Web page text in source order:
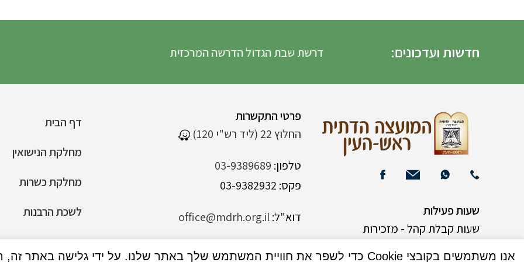
חדשות ועדכונים: דרשת שבת הגדול הדרשה המרכזית
דף הבית
מחלקת הנישואין
מחלקת כשרות
לשכת הרבנות
הצהרת נגישות
פרטי התקשרות
החלוץ 22 (ליד רש"י 120)
טלפון: 03-9389689
פקס: 03-9382932
דוא"ל:office@mdrh.org.il
שעות פעילות
שעות קבלת קהל - מזכירות
אנו משתמשים בקובצי Cookie כדי לשפר את חוויית המשתמש שלך באתר שלנו. על ידי גלישה באתר זה, הנך מסכים לשימוש שלנו בקובצי Cookie.